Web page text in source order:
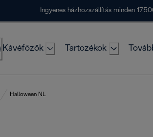
Ingyenes házhozszállítás minden
Kávéfőzők Tartozékok
Halloween NL